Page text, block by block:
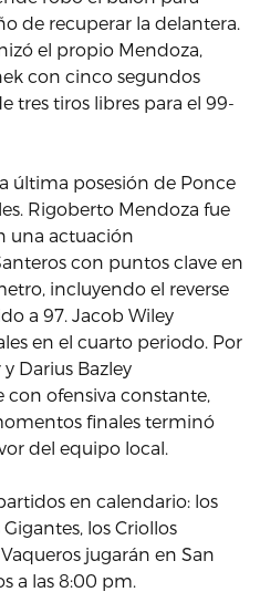
de recuperar la delantera.
el propio Mendoza,
con cinco segundos
tres tiros libres para el 99-
última posesión de Ponce
Rigoberto Mendoza fue
una actuación
con puntos clave en
incluyendo el reverse
a 97. Jacob Wiley
en el cuarto periodo. Por
Darius Bazley
ofensiva constante,
finales terminó
del equipo local.
en calendario: los
los Criollos
jugarán en San
a las 8:00 pm.